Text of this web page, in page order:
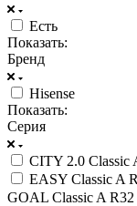
Есть
Показать:
Бренд
Hisense
Показать:
Серия
CITY 2.0 Classic
EASY Classic A
GOAL Classic A